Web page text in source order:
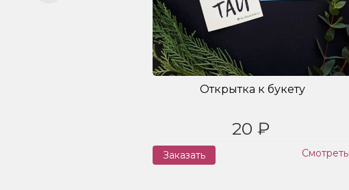
Открытка к букету
20 ₽
Заказать Смотреть